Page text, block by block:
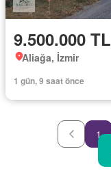
9.500.000 TL
Aliağa, İzmir
1 gün, 9 saat önce
1